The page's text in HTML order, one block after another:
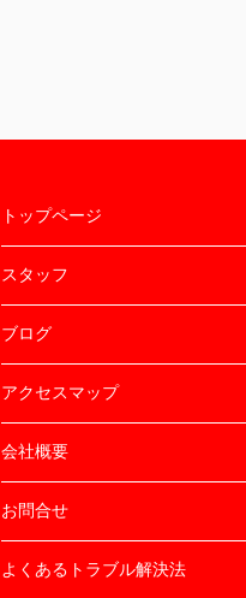
トップページ
スタッフ
ブログ
アクセスマップ
会社概要
お問合せ
よくあるトラブル解決法